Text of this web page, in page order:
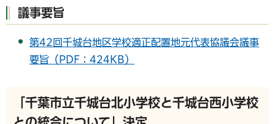
議事要旨
第42回千城台地区学校適正配置地元代表協議会議事
要旨（PDF：424KB）
「千葉市立千城台北小学校と千城台西小学校